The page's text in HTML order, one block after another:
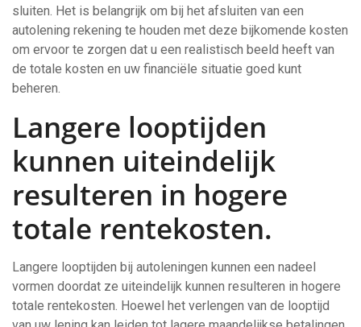
sluiten. Het is belangrijk om bij het afsluiten van een
autolening rekening te houden met deze bijkomende kosten
om ervoor te zorgen dat u een realistisch beeld heeft van
de totale kosten en uw financiële situatie goed kunt
beheren.
Langere looptijden
kunnen uiteindelijk
resulteren in hogere
totale rentekosten.
Langere looptijden bij autoleningen kunnen een nadeel
vormen doordat ze uiteindelijk kunnen resulteren in hogere
totale rentekosten. Hoewel het verlengen van de looptijd